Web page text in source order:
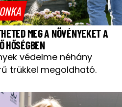
MEG A NÖVÉNYEKET A
HŐSÉGBEN
védelme néhány
trükkel megoldható.